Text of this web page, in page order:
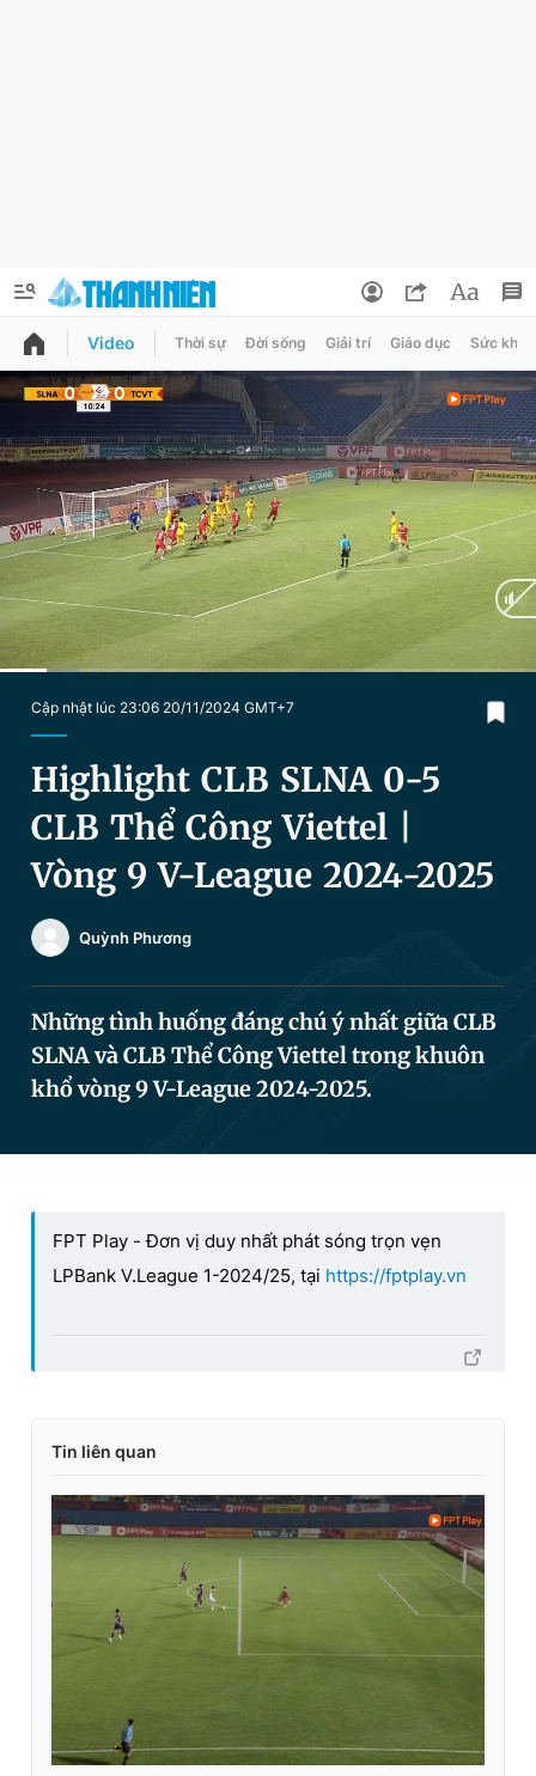
QUẢNG CÁO
Chuyên mục
Chuyên mục khác
Chào ngày mới Tin 24h
Video Magazine
Sản phẩm khác
Tiện ích Bạn cần biết
Đọc Thanh Niên trên điện thoại
Hotline
Đặt báo Quảng cáo
Tổng biên tập: Nguyễn Ngọc Toàn
Phó tổng biên tập thường trực: Hải Thành
Phó tổng biên tập: Lâm Hiếu Dũng
Phó tổng biên tập: Trần Việt Hưng
Tổng thư ký tòa soạn: Đức Trung
Giấy phép xuất bản số 110/GP - BTTTT cấp ngày 24.3.2020
© 2003-2026 Bản quyền thuộc về Báo Thanh Niên. Cấm sao
Thông tin tài khoản
Đổi mật khẩu
Tin đã lưu
Tin đã xem
Đăng xuất
Video Thời sự Đời sống Giải trí Giáo dục Sức khỏe
Cập nhật lúc 23:06 20/11/2024 GMT+7
Highlight CLB SLNA 0-5
CLB Thể Công Viettel |
Vòng 9 V-League 2024-2025
Quỳnh Phương
Những tình huống đáng chú ý nhất giữa CLB
SLNA và CLB Thể Công Viettel trong khuôn
khổ vòng 9 V-League 2024-2025.
FPT Play - Đơn vị duy nhất phát sóng trọn vẹn
LPBank V.League 1-2024/25, tại https://fptplay.vn
Tin liên quan